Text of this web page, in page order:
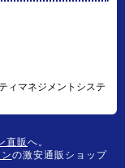
ィマネジメントシステ
直販 へ。
の激安通販ショップ